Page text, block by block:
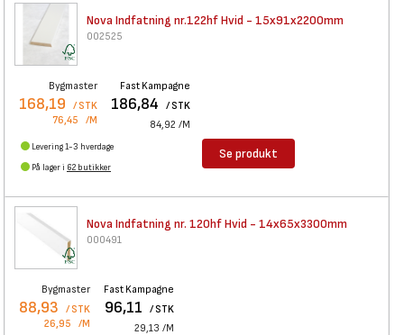
Nova Indfatning nr.122hf Hvid - 15x91x2200mm
002525
Bygmaster
168,19 / STK
76,45 /M
Fast Kampagne
186,84 / STK
84,92 /M
Levering 1-3 hverdage
På lager i 62 butikker
Se produkt
Nova Indfatning nr. 120hf Hvid - 14x65x3300mm
000491
Bygmaster
88,93 / STK
26,95 /M
Fast Kampagne
96,11 / STK
29,13 /M